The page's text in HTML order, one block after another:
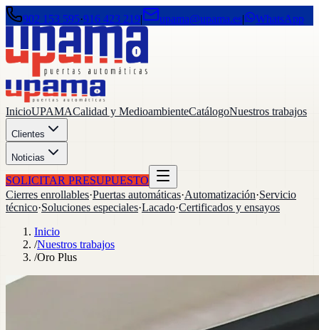
902 153 595·916 423 219| upama@upama.es| WhatsApp
InicioUPAMACalidad y MedioambienteCatálogoNuestros trabajos
Clientes
Noticias
SOLICITAR PRESUPUESTO
Cierres enrollables·Puertas automáticas·Automatización·Servicio
técnico·Soluciones especiales·Lacado·Certificados y ensayos
Inicio
/Nuestros trabajos
/Oro Plus